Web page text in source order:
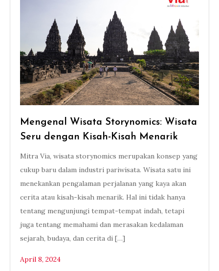
Mengenal Wisata Storynomics: Wisata
Seru dengan Kisah-Kisah Menarik
Mitra Via, wisata storynomics merupakan konsep yang
cukup baru dalam industri pariwisata. Wisata satu ini
menekankan pengalaman perjalanan yang kaya akan
cerita atau kisah-kisah menarik. Hal ini tidak hanya
tentang mengunjungi tempat-tempat indah, tetapi
juga tentang memahami dan merasakan kedalaman
sejarah, budaya, dan cerita di […]
April 8, 2024